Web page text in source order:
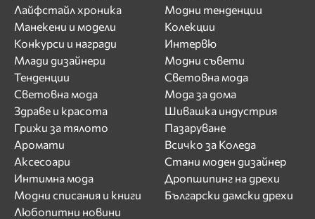
Лайфстайл хроника
Манекени и модели
Конкурси и награди
Млади дизайнери
Тенденции
Световна мода
Здраве и красота
Грижи за тялото
Аромати
Аксесоари
Интимна мода
Модни списания и книги
Любопитни новини
Модни тенденции
Колекции
Интервю
Модни съвети
Световна мода
Мода за дома
Шивашка индустрия
Пазаруване
Всичко за Коледа
Стани моден дизайнер
Дропшипинг на дрехи
Български дамски дрехи